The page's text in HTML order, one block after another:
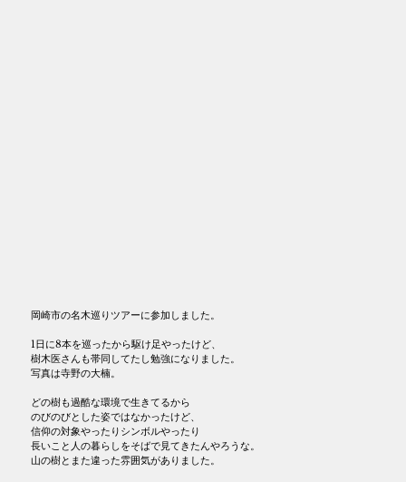
岡崎市の名木巡りツアーに参加しました。
1日に8本を巡ったから駆け足やったけど、
樹木医さんも帯同してたし勉強になりました。
写真は寺野の大楠。
どの樹も過酷な環境で生きてるから
のびのびとした姿ではなかったけど、
信仰の対象やったりシンボルやったり
長いこと人の暮らしをそばで見てきたんやろうな。
山の樹とまた違った雰囲気がありました。